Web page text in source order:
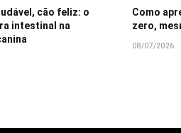
cão feliz: o
intestinal na
Como
zero,
08/07/2026